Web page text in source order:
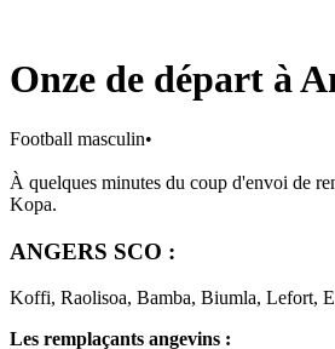
Onze de départ à
Football masculin•
À quelques minutes du coup d'envoi de
Kopa.
ANGERS SCO :
Koffi, Raolisoa, Bamba, Biumla, Lefort,
Les remplaçants angevins :